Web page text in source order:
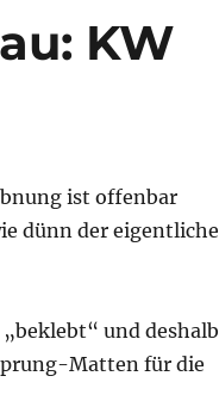
KW
ist offenbar
dünn der eigentliche
und deshalb
Matten für die